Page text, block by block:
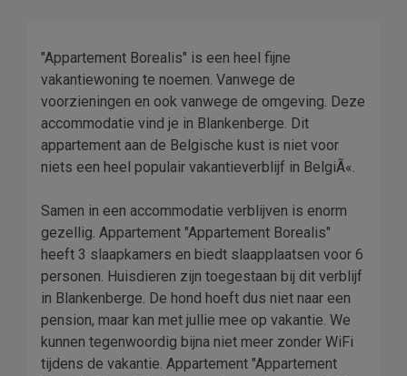
"Appartement Borealis" is een heel fijne
vakantiewoning te noemen. Vanwege de
voorzieningen en ook vanwege de omgeving. Deze
accommodatie vind je in Blankenberge. Dit
appartement aan de Belgische kust is niet voor
niets een heel populair vakantieverblijf in BelgiÃ«.
Samen in een accommodatie verblijven is enorm
gezellig. Appartement "Appartement Borealis"
heeft 3 slaapkamers en biedt slaapplaatsen voor 6
personen. Huisdieren zijn toegestaan bij dit verblijf
in Blankenberge. De hond hoeft dus niet naar een
pension, maar kan met jullie mee op vakantie. We
kunnen tegenwoordig bijna niet meer zonder WiFi
tijdens de vakantie. Appartement "Appartement